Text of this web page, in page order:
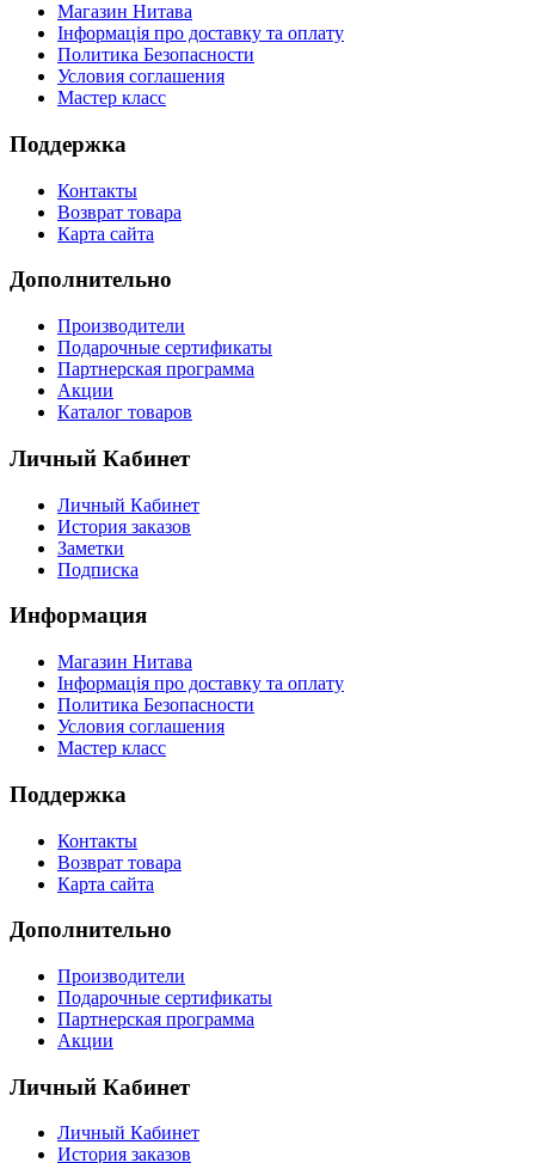
Магазин Нитава
Інформація про доставку та оплату
Политика Безопасности
Условия соглашения
Мастер класс
Поддержка
Контакты
Возврат товара
Карта сайта
Дополнительно
Производители
Подарочные сертификаты
Партнерская программа
Акции
Каталог товаров
Личный Кабинет
Личный Кабинет
История заказов
Заметки
Подписка
Информация
Магазин Нитава
Інформація про доставку та оплату
Политика Безопасности
Условия соглашения
Мастер класс
Поддержка
Контакты
Возврат товара
Карта сайта
Дополнительно
Производители
Подарочные сертификаты
Партнерская программа
Акции
Личный Кабинет
Личный Кабинет
История заказов